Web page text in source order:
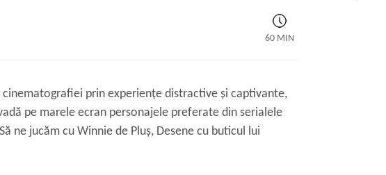
60 MIN
prin experiențe distractive și captivante,
pe marele ecran personajele preferate din serialele
ne jucăm cu Winnie de Pluș, Desene cu buticul lui